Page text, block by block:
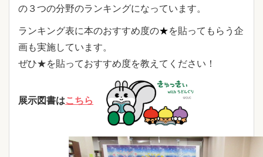
の３つの分野のランキングになっています。
ランキング表に本のおすすめ度の★を貼ってもらう企
画も実施しています。
ぜひ★を貼っておすすめ度を教えてください！
展示図書はこちら